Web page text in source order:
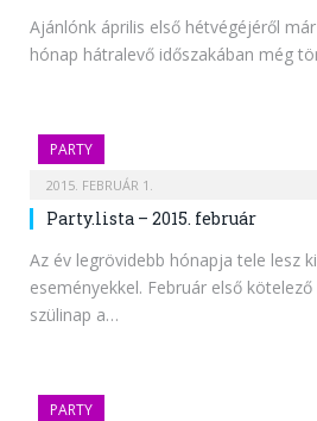
Ajánlónk április első hétvégéjéről
hónap hátralevő időszakában még
PARTY
2015. FEBRUÁR 1.
Party.lista – 2015. február
Az év legrövidebb hónapja tele lesz
eseményekkel. Február első
szülinap a…
PARTY